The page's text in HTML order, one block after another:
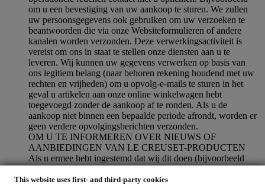
This website uses first- and third-party cookies
om u een bevestiging van uw aankoop te sturen. We zullen
uw persoonsgegevens ook gebruiken om uw verzoeken te
beantwoorden die via onze Websiteformulieren of andere
kanalen worden verzonden. Deze verwerkingsactiviteit is
vereist om ons in staat te stellen onze diensten aan u te
leveren. Wij kunnen uw gegevens verwerken op basis van
ons legitiem belang (naar behoren rekening houdend met uw
rechten en vrijheden) om u opvolg-e-mails te sturen in het
geval u artikelen aan onze online winkelwagen hebt
toegevoegd zonder de aankoop af te ronden. Als u de
aankoop niet binnen een bepaalde periode afrondt, worden er
geen verdere opvolgingsberichten verzonden.
OM U TE INFORMEREN OVER NIEUWS OF
AANBIEDINGEN VAN LE CREUSET-PRODUCTEN
Als u ermee hebt ingestemd dat wij dit doen (bijvoorbeeld
door u aan te melden voor onze nieuwsbrief wanneer u een
account aanmaakt op de Website), dan zullen wij u